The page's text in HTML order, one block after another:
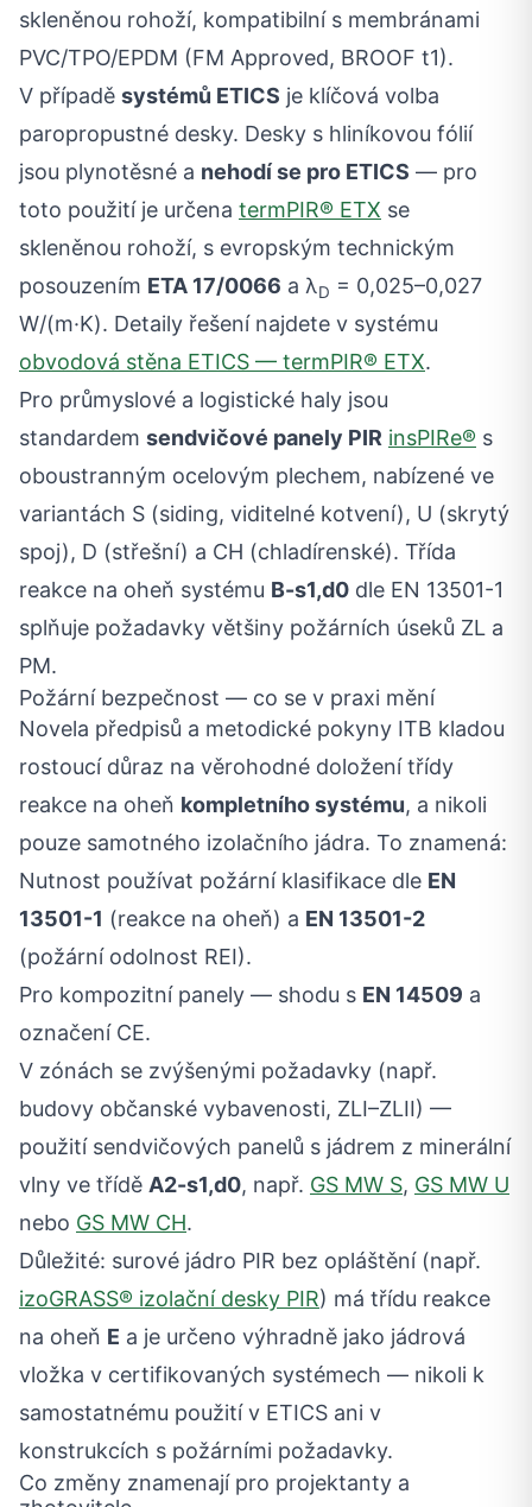
skleněnou rohoží, kompatibilní s membránami
PVC/TPO/EPDM (FM Approved, BROOF t1).
V případě systémů ETICS je klíčová volba
paropropustné desky. Desky s hliníkovou fólií
jsou plynotěsné a nehodí se pro ETICS — pro
toto použití je určena termPIR® ETX se
skleněnou rohoží, s evropským technickým
posouzením ETA 17/0066 a λD = 0,025–0,027
W/(m·K). Detaily řešení najdete v systému
obvodová stěna ETICS — termPIR® ETX.
Pro průmyslové a logistické haly jsou
standardem sendvičové panely PIR insPIRe® s
oboustranným ocelovým plechem, nabízené ve
variantách S (siding, viditelné kotvení), U (skrytý
spoj), D (střešní) a CH (chladírenské). Třída
reakce na oheň systému B-s1,d0 dle EN 13501-1
splňuje požadavky většiny požárních úseků ZL a
PM.
Požární bezpečnost — co se v praxi mění
Novela předpisů a metodické pokyny ITB kladou
rostoucí důraz na věrohodné doložení třídy
reakce na oheň kompletního systému, a nikoli
pouze samotného izolačního jádra. To znamená:
Nutnost používat požární klasifikace dle EN
13501-1 (reakce na oheň) a EN 13501-2
(požární odolnost REI).
Pro kompozitní panely — shodu s EN 14509 a
označení CE.
V zónách se zvýšenými požadavky (např.
budovy občanské vybavenosti, ZLI–ZLII) —
použití sendvičových panelů s jádrem z minerální
vlny ve třídě A2-s1,d0, např. GS MW S, GS MW U
nebo GS MW CH.
Důležité: surové jádro PIR bez opláštění (např.
izoGRASS® izolační desky PIR) má třídu reakce
na oheň E a je určeno výhradně jako jádrová
vložka v certifikovaných systémech — nikoli k
samostatnému použití v ETICS ani v
konstrukcích s požárními požadavky.
Co změny znamenají pro projektanty a